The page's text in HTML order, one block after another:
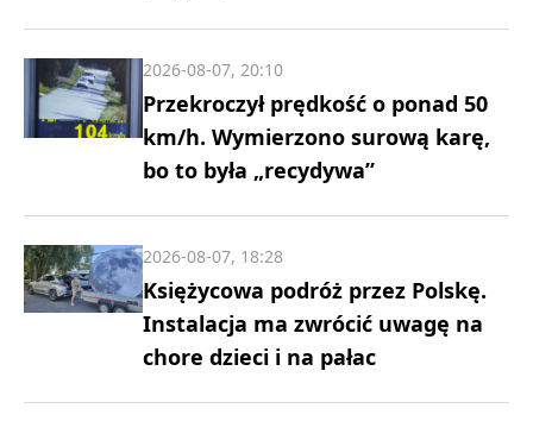
Przekroczył prędkość o ponad 50
km/h. Wymierzono surową karę,
bo to była „recydywa”
2026-08-07, 20:10
Księżycowa podróż przez Polskę.
Instalacja ma zwrócić uwagę na
chore dzieci i na pałac
2026-08-07, 18:28